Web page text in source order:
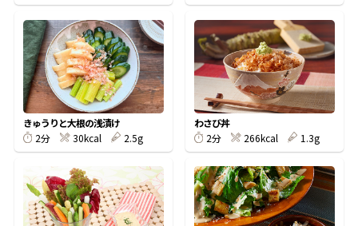
だし粉
きゅうりと大根の浅漬け
2分
30kcal 2.5g
わさび丼
2分
266kcal 1.3g